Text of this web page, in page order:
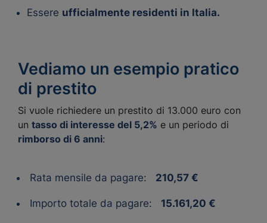
Essere ufficialmente residenti in Italia.
Vediamo un esempio pratico
di prestito
Si vuole richiedere un prestito di 13.000 euro con
un tasso di interesse del 5,2% e un periodo di
rimborso di 6 anni:
Rata mensile da pagare: 210,57 €
Importo totale da pagare: 15.161,20 €